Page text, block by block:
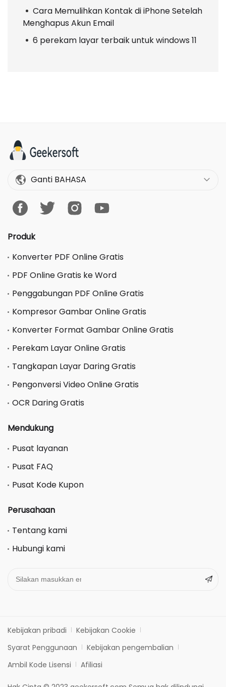
Cara Memulihkan Kontak di iPhone Setelah
Menghapus Akun Email
6 perekam layar terbaik untuk windows 11
Ganti BAHASA
Produk
Konverter PDF Online Gratis
PDF Online Gratis ke Word
Penggabungan PDF Online Gratis
Kompresor Gambar Online Gratis
Konverter Format Gambar Online Gratis
Perekam Layar Online Gratis
Tangkapan Layar Daring Gratis
Pengonversi Video Online Gratis
OCR Daring Gratis
Mendukung
Pusat layanan
Pusat FAQ
Pusat Kode Kupon
Perusahaan
Tentang kami
Hubungi kami
Kebijakan pribadi
Kebijakan Cookie
Syarat Penggunaan
Kebijakan pengembalian
Ambil Kode Lisensi
Afiliasi